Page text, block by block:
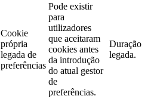
Cookie
própria
legada de
preferências
Pode existir
para
utilizadores
que aceitaram
cookies antes
da introdução
do atual gestor
de
preferências.
Duração
legada.